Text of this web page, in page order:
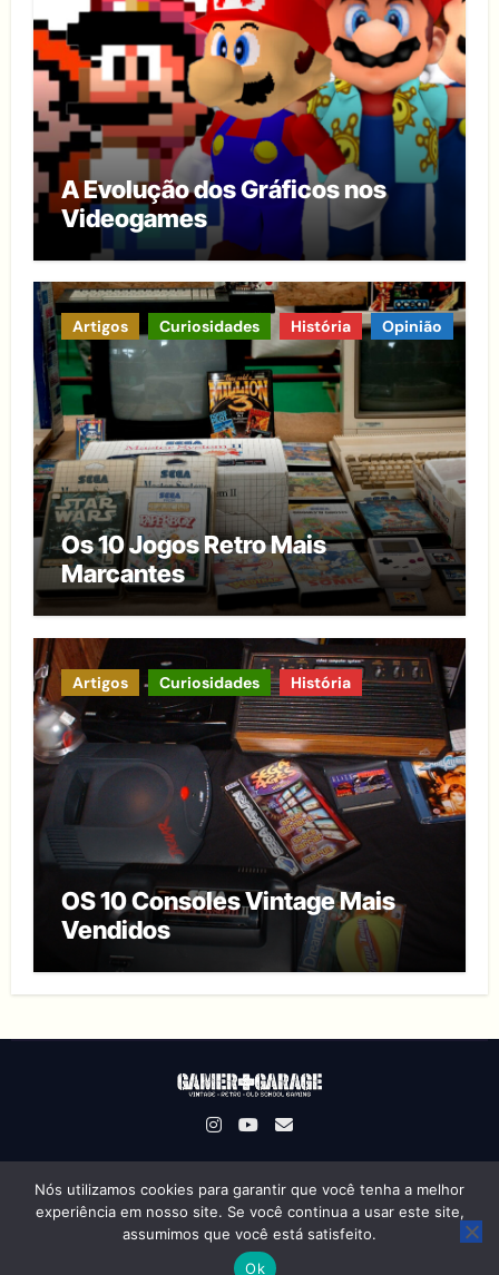
A Evolução dos Gráficos nos
Videogames
Artigos Curiosidades História Opinião
Os 10 Jogos Retro Mais
Marcantes
Artigos Curiosidades História
OS 10 Consoles Vintage Mais
Vendidos
Gamer Garage © Direitos Reservados|Um Projeto
OSWorks
Nós utilizamos cookies para garantir que você tenha a melhor
experiência em nosso site. Se você continua a usar este site,
assumimos que você está satisfeito.
Ok